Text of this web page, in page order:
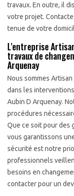
travaux. En outre, il
votre projet.
tenue de votre
L'entreprise
travaux de
Arquenay
Nous sommes
dans les
Aubin D Arquenay.
procédures
Que ce soit pour des
vous garantissons
sécurité est notre
professionnels
besoins en
contacter pour un